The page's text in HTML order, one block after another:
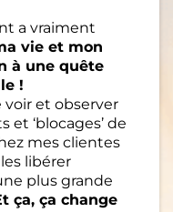
a vraiment
vie et mon
à une quête
!
voir et observer
‘blocages’ de
mes clientes
libérer
plus grande
ça, ça change